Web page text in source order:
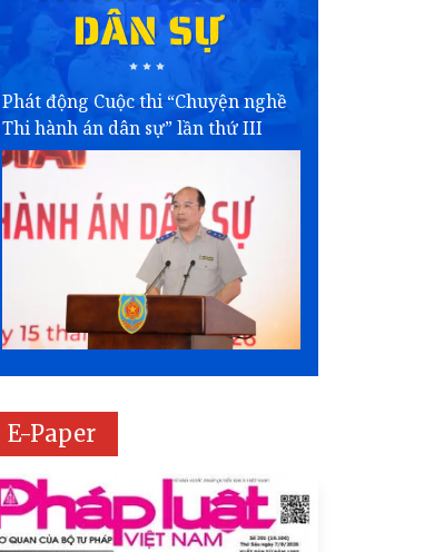
Phát động Cuộc thi “Chuyện nghề
Thi hành án dân sự” lần thứ III
E-Paper